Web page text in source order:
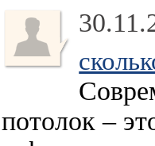
потолок –